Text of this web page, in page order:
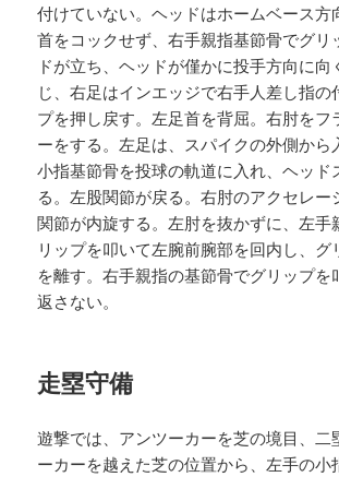
付けていない。ヘッドはホームベース方
首をコックせず、右手親指基節骨でグリ
ドが立ち、ヘッドが僅かに投手方向に向
じ、右足はインエッジで右手人差し指の
プを押し戻す。左足首を背屈。右肘をフ
ーをする。左足は、スパイクの外側から
小指基節骨を投球の軌道に入れ、ヘッド
る。左股関節が戻る。右肘のアクセレー
関節が内旋する。左肘を抜かずに、左手
リップを叩いて左腕前腕部を回内し、グ
を離す。右手親指の基節骨でグリップを
返さない。
走塁守備
遊撃では、アンツーカーを芝の境目、二
ーカーを越えた芝の位置から、左手の小